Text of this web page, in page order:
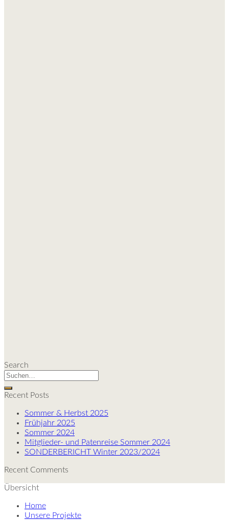
Search
Recent Posts
Sommer & Herbst 2025
Frühjahr 2025
Sommer 2024
Mitglieder- und Patenreise Sommer 2024
SONDERBERICHT Winter 2023/2024
Recent Comments
Übersicht
Home
Unsere Projekte